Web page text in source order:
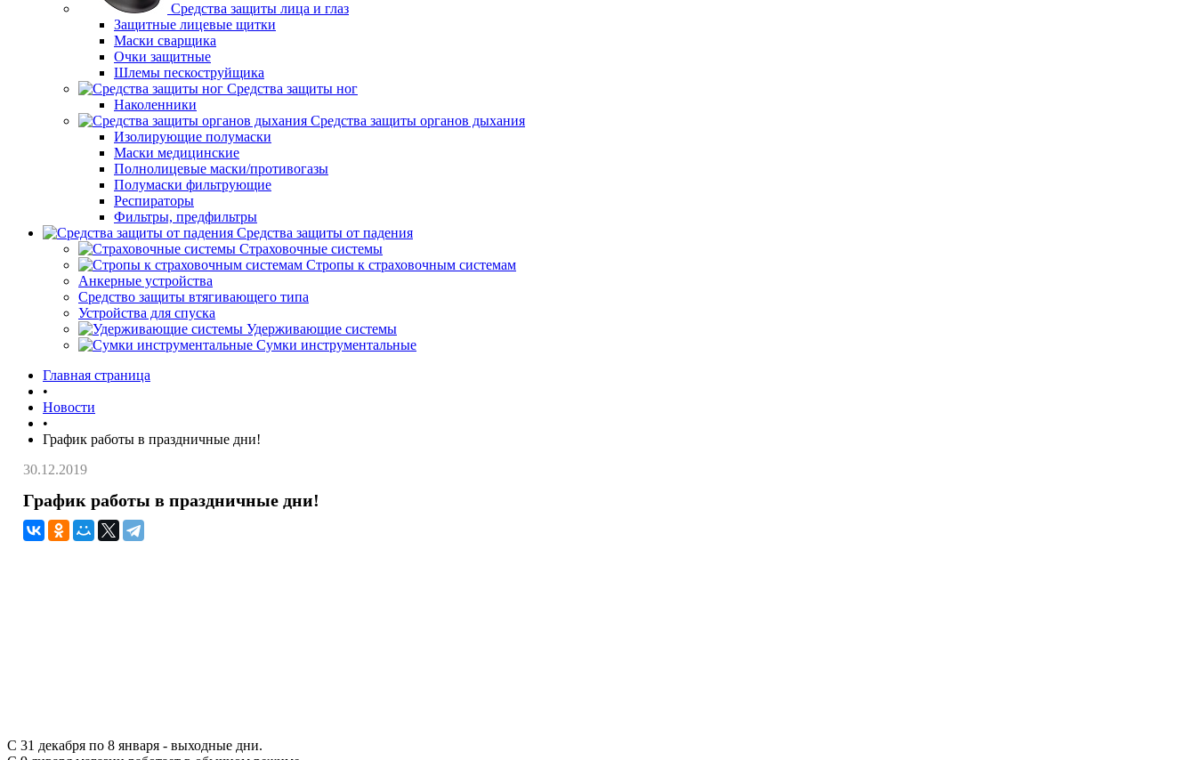
Средства защиты лица и глаз
Защитные лицевые щитки
Маски сварщика
Очки защитные
Шлемы пескоструйщика
Средства защиты ног
Наколенники
Средства защиты органов дыхания
Изолирующие полумаски
Маски медицинские
Полнолицевые маски/противогазы
Полумаски фильтрующие
Респираторы
Фильтры, предфильтры
Средства защиты от падения
Страховочные системы
Стропы к страховочным системам
Анкерные устройства
Средство защиты втягивающего типа
Устройства для спуска
Удерживающие системы
Сумки инструментальные
Главная страница
•
Новости
•
График работы в праздничные дни!
30.12.2019
График работы в праздничные дни!
С 31 декабря по 8 января - выходные дни.